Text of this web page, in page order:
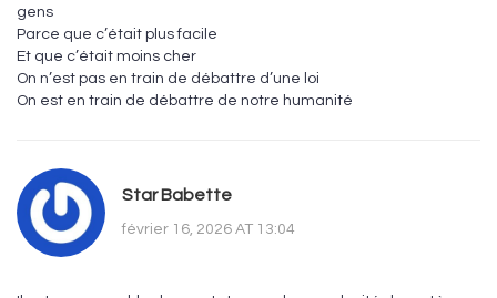
gens
Parce que c’était plus facile
Et que c’était moins cher
On n’est pas en train de débattre d’une loi
On est en train de débattre de notre humanité
Star Babette
février 16, 2026 AT 13:04